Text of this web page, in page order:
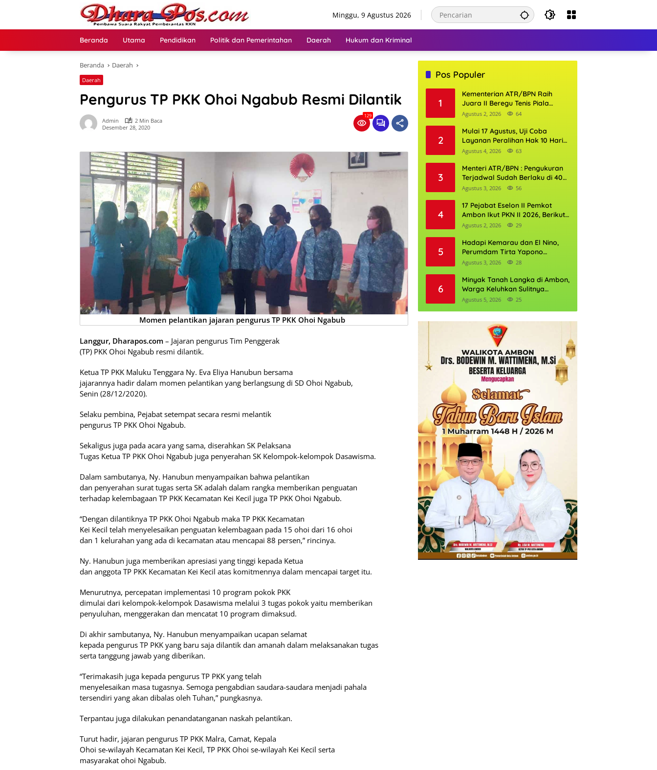
Minggu, 9 Agustus 2026
Beranda Utama Pendidikan Politik dan Pemerintahan Daerah Hukum dan Kriminal
Beranda Daerah
Daerah
Pengurus TP PKK Ohoi Ngabub Resmi Dilantik
Admin
2 Min Baca
Desember 28, 2020
129
Momen pelantikan jajaran pengurus TP PKK Ohoi Ngabub
Langgur, Dharapos.com – Jajaran pengurus Tim Penggerak
(TP) PKK Ohoi Ngabub resmi dilantik.
Ketua TP PKK Maluku Tenggara Ny. Eva Eliya Hanubun bersama
jajarannya hadir dalam momen pelantikan yang berlangsung di SD Ohoi Ngabub,
Senin (28/12/2020).
Selaku pembina, Pejabat setempat secara resmi melantik
pengurus TP PKK Ohoi Ngabub.
Sekaligus juga pada acara yang sama, diserahkan SK Pelaksana
Tugas Ketua TP PKK Ohoi Ngabub juga penyerahan SK Kelompok-kelompok Dasawisma.
Dalam sambutanya, Ny. Hanubun menyampaikan bahwa pelantikan
dan penyerahan surat tugas serta SK adalah dalam rangka memberikan penguatan
terhadap kelembagaan TP PKK Kecamatan Kei Kecil juga TP PKK Ohoi Ngabub.
“Dengan dilantiknya TP PKK Ohoi Ngabub maka TP PKK Kecamatan
Kei Kecil telah menyelesaikan penguatan kelembagaan pada 15 ohoi dari 16 ohoi
dan 1 kelurahan yang ada di kecamatan atau mencapai 88 persen,” rincinya.
Ny. Hanubun juga memberikan apresiasi yang tinggi kepada Ketua
dan anggota TP PKK Kecamatan Kei Kecil atas komitmennya dalam mencapai target itu.
Menurutnya, percepatan implementasi 10 program pokok PKK
dimulai dari kelompok-kelompok Dasawisma melalui 3 tugas pokok yaitu memberikan
penyuluhan, menggerakan dan mencatat 10 program dimaksud.
Di akhir sambutanya, Ny. Hanubun menyampaikan ucapan selamat
kepada pengurus TP PKK yang baru saja dilantik dan amanah dalam melaksanakan tugas
serta tanggung jawab yang diberikan.
“Terimakasih juga kepada pengurus TP PKK yang telah
menyelesaikan masa tugasnya. Semoga pengabdian saudara-saudara menjadi pahala
tersendiri yang akan dibalas oleh Tuhan,” pungkasnya.
Terpantau juga dilakukan penandatanganan naskah pelantikan.
Turut hadir, jajaran pengurus TP PKK Malra, Camat, Kepala
Ohoi se-wilayah Kecamatan Kei Kecil, TP PKK Ohoi se-wilayah Kei Kecil serta
masyarakat ohoi Ngabub.
Pos Populer
1
Kementerian ATR/BPN Raih
Juara II Beregu Tenis Piala
Gubernur DKI Jakarta 2026
Agustus 2, 2026 64
2
Mulai 17 Agustus, Uji Coba
Layanan Peralihan Hak 10 Hari
di 15 Kantor Pertanahan
Agustus 4, 2026 63
3
Menteri ATR/BPN : Pengukuran
Terjadwal Sudah Berlaku di 400
Kantor Pertanahan
Agustus 3, 2026 56
4
17 Pejabat Eselon II Pemkot
Ambon Ikut PKN II 2026, Berikut
Daftarnya
Agustus 2, 2026 29
5
Hadapi Kemarau dan El Nino,
Perumdam Tirta Yapono
Perkuat Cadangan Air Ambon
Agustus 3, 2026 28
6
Minyak Tanah Langka di Ambon,
Warga Keluhkan Sulitnya
Mendapatkan Mitan
Agustus 5, 2026 25